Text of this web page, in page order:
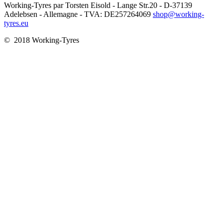
Working-Tyres par Torsten Eisold - Lange Str.20 - D-37139
Adelebsen - Allemagne - TVA: DE257264069 shop@working-
tyres.eu
© 2018 Working-Tyres